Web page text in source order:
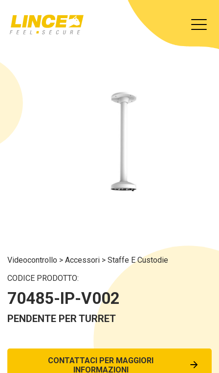
Videocontrollo > Accessori > Staffe E Custodie
CODICE PRODOTTO:
70485-IP-V002
PENDENTE PER TURRET
CONTATTACI PER MAGGIORI
INFORMAZIONI